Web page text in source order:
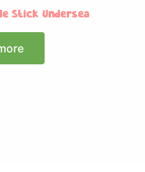
Stick Undersea